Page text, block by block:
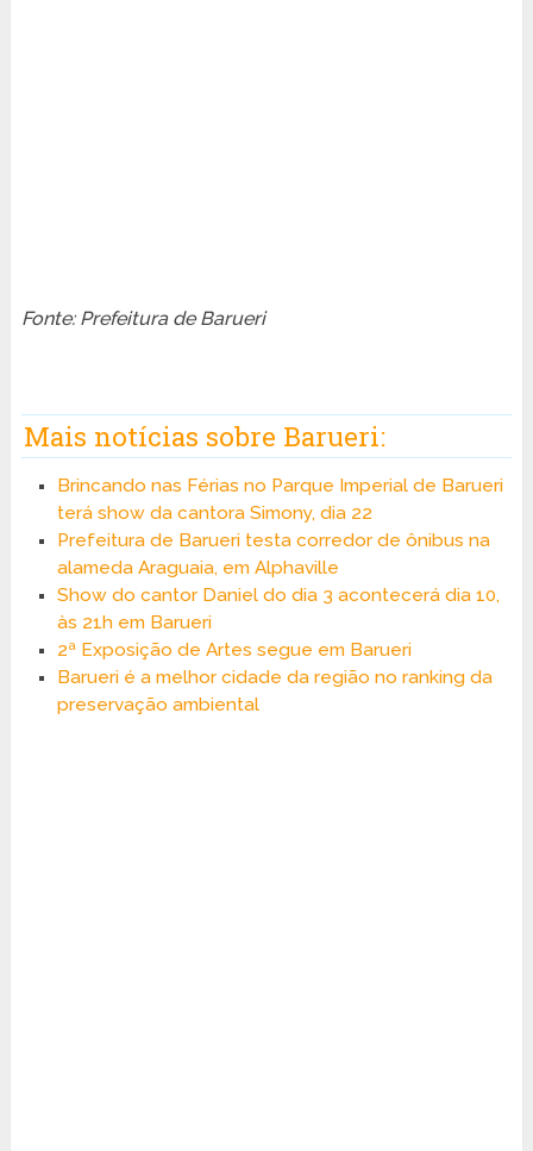
Fonte: Prefeitura de Barueri
Mais notícias sobre Barueri:
Brincando nas Férias no Parque Imperial de Barueri
terá show da cantora Simony, dia 22
Prefeitura de Barueri testa corredor de ônibus na
alameda Araguaia, em Alphaville
Show do cantor Daniel do dia 3 acontecerá dia 10,
às 21h em Barueri
2ª Exposição de Artes segue em Barueri
Barueri é a melhor cidade da região no ranking da
preservação ambiental